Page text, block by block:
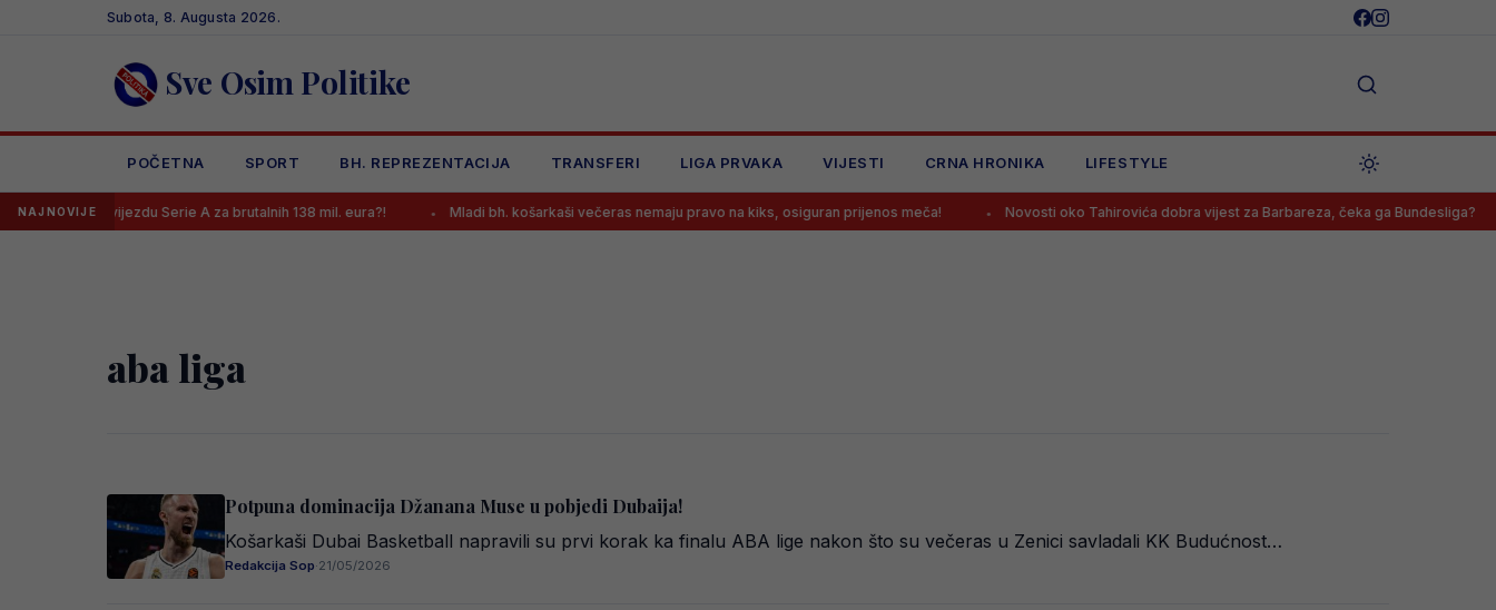
Subota, 8. Augusta 2026.
Sve Osim Politike
POČETNA SPORT BH. REPREZENTACIJA TRANSFERI LIGA PRVAKA VIJESTI CRNA HRONIKA LIFESTYLE
NAJNOVIJE
dovodi zvijezdu Serie A za brutalnih 138 mil. eura?! Mladi bh. košarkaši večeras nemaju pravo na kiks, osiguran prijenos meča! Novosti oko Tahirovića dobra vijest za Barbareza, čeka ga Bundesliga?
aba liga
Potpuna dominacija Džanana Muse u pobjedi Dubaija!
Košarkaši Dubai Basketball napravili su prvi korak ka finalu ABA lige nakon što su večeras u Zenici savladali KK Budućnost…
Redakcija Sop·21/05/2026